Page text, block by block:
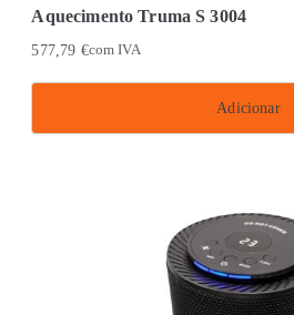
Aquecimento Truma S 3004
577,79 €com IVA
Adicionar